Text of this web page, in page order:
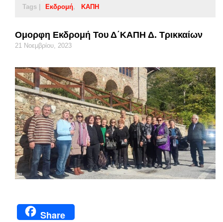
Tags | Εκδρομή ΚΑΠΗ
Ομορφη Εκδρομή Του Δ΄ΚΑΠΗ Δ. Τρικκαίων
21 Νοεμβρίου, 2023
Share